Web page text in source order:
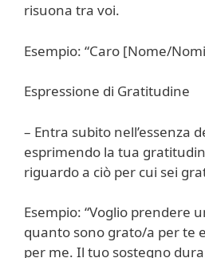
risuona tra voi.
Esempio: “Caro [Nome/
Espressione di Gratitudine
– Entra subito nell’essenza
esprimendo la tua
riguardo a ciò per cui sei
Esempio: “Voglio prendere
quanto sono grato/a per te
per me. Il tuo sostegno